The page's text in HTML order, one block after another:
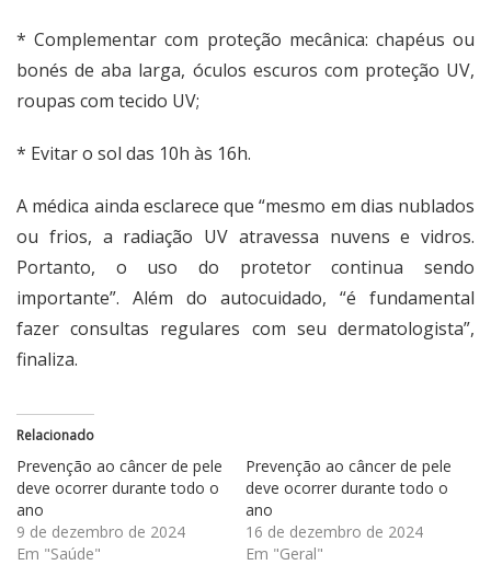
* Complementar com proteção mecânica: chapéus ou
bonés de aba larga, óculos escuros com proteção UV,
roupas com tecido UV;
* Evitar o sol das 10h às 16h.
A médica ainda esclarece que “mesmo em dias nublados
ou frios, a radiação UV atravessa nuvens e vidros.
Portanto, o uso do protetor continua sendo
importante”. Além do autocuidado, “é fundamental
fazer consultas regulares com seu dermatologista”,
finaliza.
Relacionado
Prevenção ao câncer de pele
deve ocorrer durante todo o
ano
9 de dezembro de 2024
Em "Saúde"
Prevenção ao câncer de pele
deve ocorrer durante todo o
ano
16 de dezembro de 2024
Em "Geral"